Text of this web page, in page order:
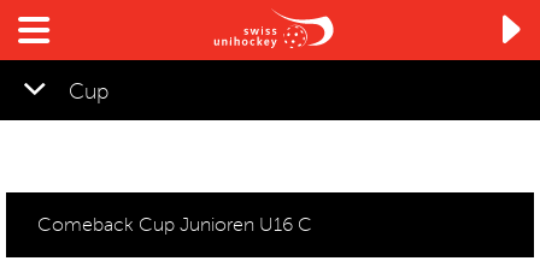

Cup
Comeback Cup Junioren U16 C